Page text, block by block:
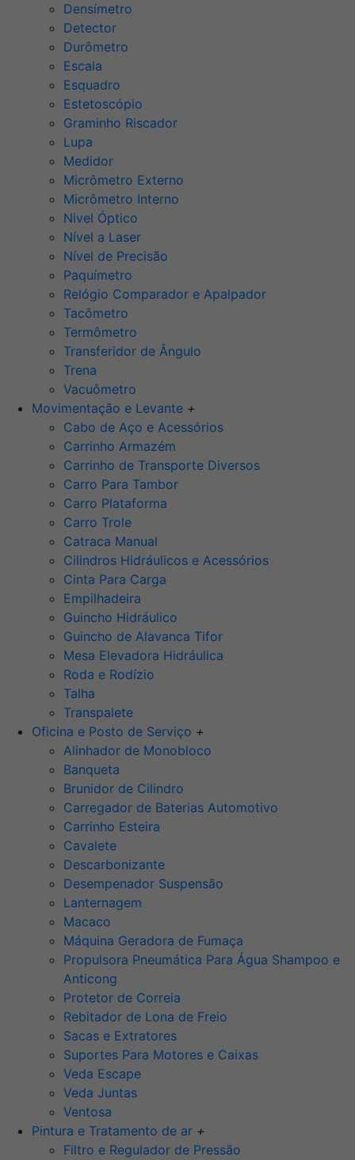
Densímetro
Detector
Durômetro
Escala
Esquadro
Estetoscópio
Graminho Riscador
Lupa
Medidor
Micrômetro Externo
Micrômetro Interno
Nivel Óptico
Nível a Laser
Nível de Precisão
Paquímetro
Relógio Comparador e Apalpador
Tacômetro
Termômetro
Transferidor de Ângulo
Trena
Vacuômetro
Movimentação e Levante +
Cabo de Aço e Acessórios
Carrinho Armazém
Carrinho de Transporte Diversos
Carro Para Tambor
Carro Plataforma
Carro Trole
Catraca Manual
Cilindros Hidráulicos e Acessórios
Cinta Para Carga
Empilhadeira
Guincho Hidráulico
Guincho de Alavanca Tifor
Mesa Elevadora Hidráulica
Roda e Rodízio
Talha
Transpalete
Oficina e Posto de Serviço +
Alinhador de Monobloco
Banqueta
Brunidor de Cilindro
Carregador de Baterias Automotivo
Carrinho Esteira
Cavalete
Descarbonizante
Desempenador Suspensão
Lanternagem
Macaco
Máquina Geradora de Fumaça
Propulsora Pneumática Para Água Shampoo e
Anticong
Protetor de Correia
Rebitador de Lona de Freio
Sacas e Extratores
Suportes Para Motores e Caixas
Veda Escape
Veda Juntas
Ventosa
Pintura e Tratamento de ar +
Filtro e Regulador de Pressão